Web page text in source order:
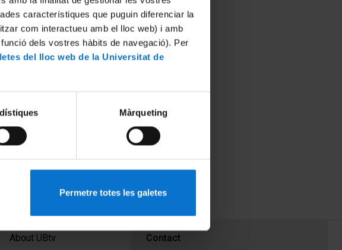
característiques que puguin diferenciar la
com interactueu amb el lloc web) i amb
dels vostres hàbits de navegació). Per
del lloc web de la Universitat de
Màrqueting
Permetre totes les galetes
PEU 2
About UBtv PEU 3
Contact